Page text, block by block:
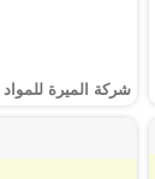
شركة الميرة للمواد